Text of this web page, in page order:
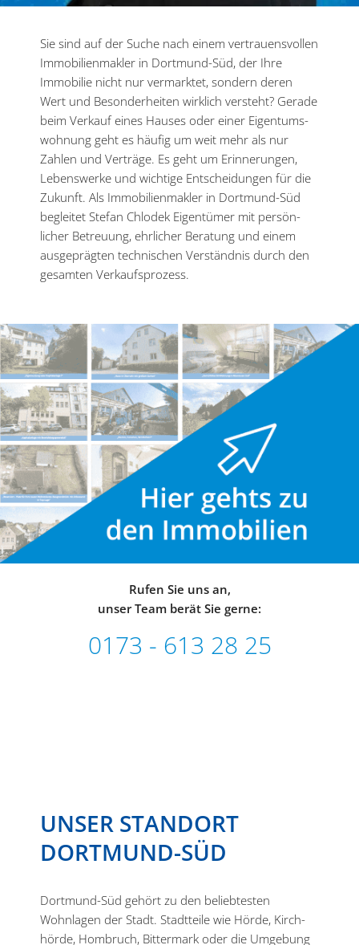
Sie sind auf der Suche nach einem vertrau­ens­vollen
Immobilien­makler in Dortmund-Süd, der Ihre
Immobilie nicht nur vermarktet, sondern deren
Wert und Beson­der­heiten wirklich versteht? Gerade
beim Verkauf eines Hauses oder einer Eigen­tums­
wohnung geht es häufig um weit mehr als nur
Zahlen und Verträge. Es geht um Erinne­rungen,
Lebens­werke und wichtige Entschei­dungen für die
Zukunft. Als Immobilien­makler in Dortmund-Süd
begleitet Stefan Chlodek Eigen­tümer mit persön­
licher Betreuung, ehrlicher Beratung und einem
ausge­prägten techni­schen Verständnis durch den
gesamten Verkaufsprozess.
Rufen Sie uns an,
unser Team berät Sie gerne:
0173 - 613 28 25
UNSER STANDORT
DORTMUND-SÜD
Dortmund-Süd gehört zu den belieb­testen
Wohnlagen der Stadt. Stadt­teile wie Hörde, Kirch­
hörde, Hombruch, Bittermark oder die Umgebung